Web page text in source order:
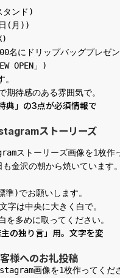
タンド)
(月))
名にドリップバッグプレゼ
OPEN」)
期待感のある雰囲気で。
典」の3点が必須情報で
ストーリーズ
ストーリーズ画像を1枚作
金沢の朝から焼いています
)でお願いします。
は中央に大きく白で。
多めに取ってください。
の独り言」用。文字を変
様へのお礼投稿
画像を1枚作ってくだ